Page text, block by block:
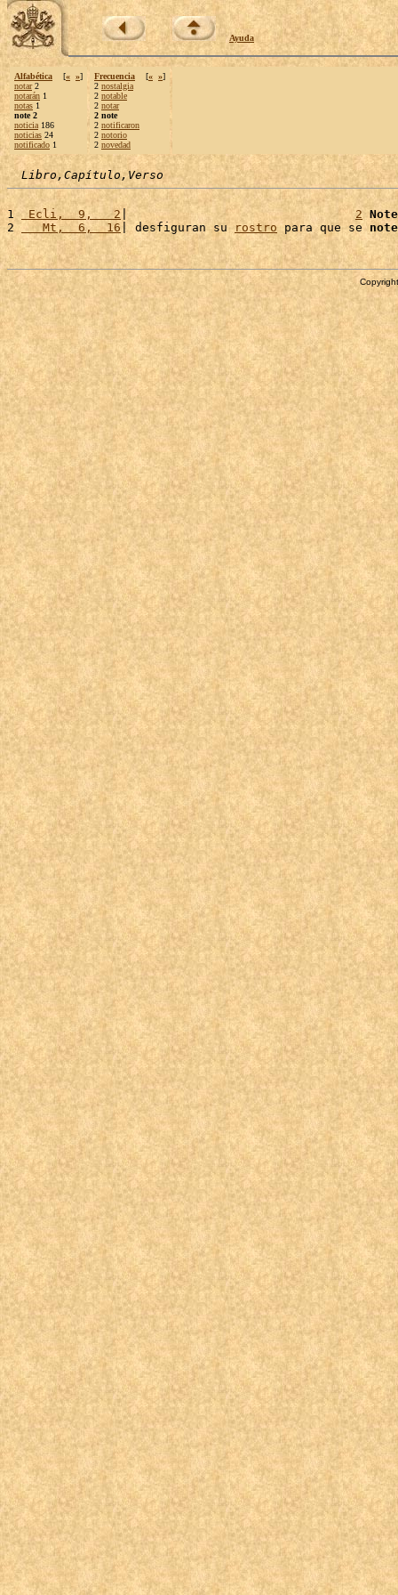
Ayuda
Alfabética [« »]
notar2
notarán 1
notas 1
note 2
noticia 186
noticias 24
notificado 1
Frecuencia [« »]
2 nostalgia
2 notable
2 notar
2 note
2 notificaron
2 notorio
2 novedad
Libro,Capítulo,Verso
1 Ecli,  9,   2 | 2 Note
2
   Mt,  6,  16
| desfiguran su rostro para que se note